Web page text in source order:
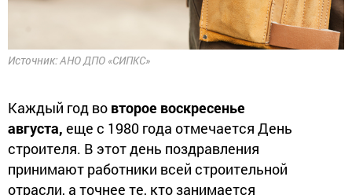
Источник: АНО ДПО «СИПКС»
Каждый год во второе воскресенье
августа, еще с 1980 года отмечается День
строителя. В этот день поздравления
принимают работники всей строительной
отрасли, а точнее те, кто занимается